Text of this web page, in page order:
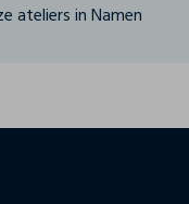
ateliers in Namen